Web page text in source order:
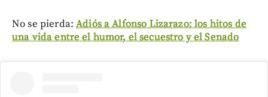
No se pierda:Adiós a Alfonso Lizarazo: los hitos de
una vida entre el humor, el secuestro y el Senado